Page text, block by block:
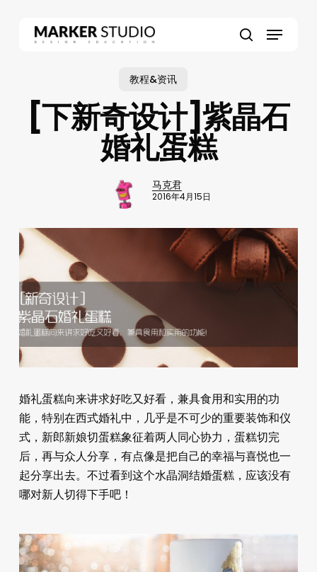
Menu
教程&资讯
[下新奇设计]紫晶石
婚礼蛋糕
马克君
2016年4月15日
婚礼蛋糕向来讲求好吃又好看，兼具食用和实用的功
能，特别在西式婚礼中，几乎是不可少的重要装饰和仪
式，新郎新娘切蛋糕象征着两人同心协力，蛋糕切完
后，再与众人分享，有点像是把自己的幸福与喜悦也一
起分享出去。不过看到这个水晶洞结婚蛋糕，应该没有
哪对新人切得下手吧！